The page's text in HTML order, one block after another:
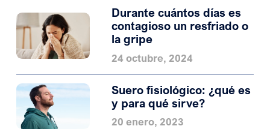
Durante cuántos días es
contagioso un resfriado o
la gripe
24 octubre, 2024
Suero fisiológico: ¿qué es
y para qué sirve?
20 enero, 2023